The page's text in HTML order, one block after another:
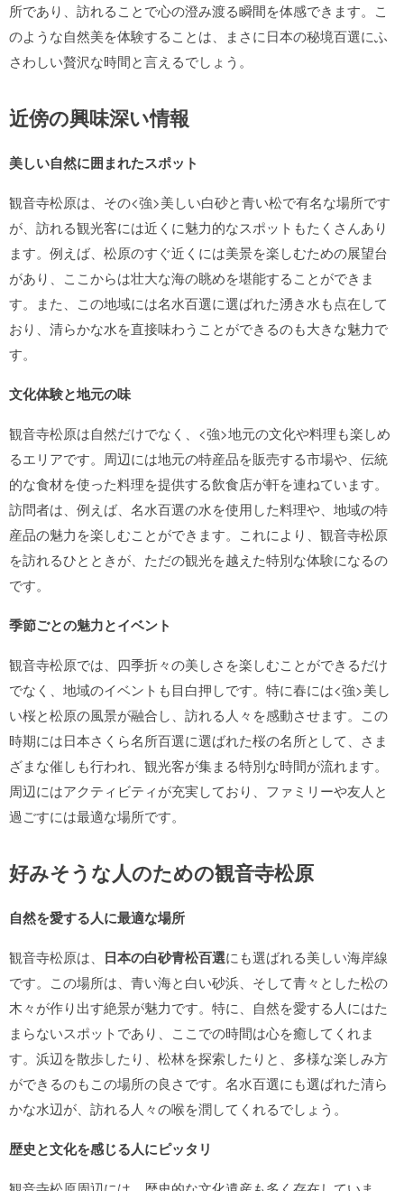
所であり、訪れることで心の澄み渡る瞬間を体感できます。こ
のような自然美を体験することは、まさに日本の秘境百選にふ
さわしい贅沢な時間と言えるでしょう。
近傍の興味深い情報
美しい自然に囲まれたスポット
観音寺松原は、その<強>美しい白砂と青い松で有名な場所です
が、訪れる観光客には近くに魅力的なスポットもたくさんあり
ます。例えば、松原のすぐ近くには美景を楽しむための展望台
があり、ここからは壮大な海の眺めを堪能することができま
す。また、この地域には名水百選に選ばれた湧き水も点在して
おり、清らかな水を直接味わうことができるのも大きな魅力で
す。
文化体験と地元の味
観音寺松原は自然だけでなく、<強>地元の文化や料理も楽しめ
るエリアです。周辺には地元の特産品を販売する市場や、伝統
的な食材を使った料理を提供する飲食店が軒を連ねています。
訪問者は、例えば、名水百選の水を使用した料理や、地域の特
産品の魅力を楽しむことができます。これにより、観音寺松原
を訪れるひとときが、ただの観光を越えた特別な体験になるの
です。
季節ごとの魅力とイベント
観音寺松原では、四季折々の美しさを楽しむことができるだけ
でなく、地域のイベントも目白押しです。特に春には<強>美し
い桜と松原の風景が融合し、訪れる人々を感動させます。この
時期には日本さくら名所百選に選ばれた桜の名所として、さま
ざまな催しも行われ、観光客が集まる特別な時間が流れます。
周辺にはアクティビティが充実しており、ファミリーや友人と
過ごすには最適な場所です。
好みそうな人のための観音寺松原
自然を愛する人に最適な場所
観音寺松原は、 日本の白砂青松百選にも選ばれる美しい海岸線
です。この場所は、青い海と白い砂浜、そして青々とした松の
木々が作り出す絶景が魅力です。特に、自然を愛する人にはた
まらないスポットであり、ここでの時間は心を癒してくれま
す。浜辺を散歩したり、松林を探索したりと、多様な楽しみ方
ができるのもこの場所の良さです。名水百選にも選ばれた清ら
かな水辺が、訪れる人々の喉を潤してくれるでしょう。
歴史と文化を感じる人にピッタリ